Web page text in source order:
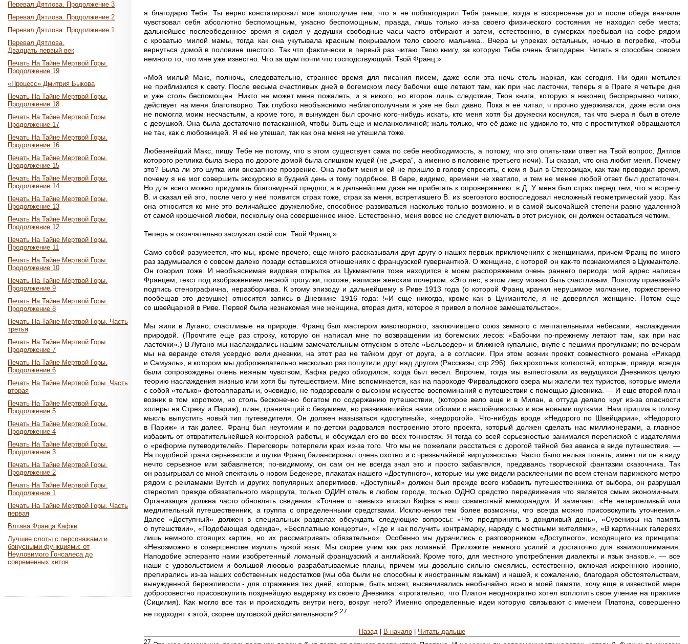
Перевал Дятлова. Продолжение 3
Перевал Дятлова. Продолжение 2
Перевал Дятлова. Продолжение 1
Перевал Дятлова.
Двадцать первый век
Печать На Тайне Мертвой Горы.
Продолжение 19
«Процесс» Дмитрия Быкова
Печать На Тайне Мертвой Горы.
Продолжение 18
Печать На Тайне Мертвой Горы.
Продолжение 17
Печать На Тайне Мертвой Горы.
Продолжение 16
Печать На Тайне Мертвой Горы.
Продолжение 15
Печать На Тайне Мертвой Горы.
Продолжение 14
Печать На Тайне Мертвой Горы.
Продолжение 13
Печать На Тайне Мертвой Горы.
Продолжение 12
Печать На Тайне Мертвой Горы.
Продолжение 11
Печать На Тайне Мертвой Горы.
Продолжение 10
Печать На Тайне Мертвой Горы.
Продолжение 9
Печать На Тайне Мертвой Горы.
Продолжение 8
Печать На Тайне Мертвой Горы. Часть
третья
Печать На Тайне Мертвой Горы.
Продолжение 7
Печать На Тайне Мертвой Горы.
Продолжение 6
Печать На Тайне Мертвой Горы. Часть
вторая
Печать На Тайне Мертвой Горы.
Продолжение 5
Печать На Тайне Мертвой Горы.
Продолжение 4
Печать На Тайне Мертвой Горы.
Продолжение 3
Печать На Тайне Мертвой Горы.
Продолжение 2
Печать На Тайне Мертвой Горы.
Продолжение 1
Печать На Тайне Мертвой Горы. Часть
первая
Влтава Франца Кафки
Лучшие слоты с персонажами и
бонусными функциями: от
Неуловимого Гонсалеса до
современных хитов
я благодарю Тебя. Ты верно констатировал мое злополучие тем, что я не поблагодарил Тебя раньше, когда в воскресенье до и после обеда вначале
чувствовал себя абсолютно беспомощным, ужасно беспомощным, правда, лишь только из-за своего физического состояния не находил себе места;
дальнейшее послеобеденное время я сидел у дедушки свободные часы часто отбирают и затем, естественно, в сумерках пребывал на софе рядом
с кроватью милой мамы, тогда как она укутывала красным покрывалом тело своего мальчика.. Вчера ы упреках остальных, ночью в погребке, чтобы
вернуться домой в половине шестого. Так что фактически в первый раз читаю Твою книгу, за которую Тебе очень благодарен. Читать я способен совсем
немного то, что мне уже известно. Что за шум почти что господствующий. Твой Франц.»
«Мой милый Макс, полночь, следовательно, странное время для писания писем, даже если эта ночь столь жаркая, как сегодня. Ни один мотылек
не приблизился к свету. После весьма счастливых дней в богемском лесу бабочки еще летают там, как при нас ласточки, теперь я в Праге я четыре дня
и уже столь беспомощен. Никто не может меня пожалеть, и я никого, но второе лишь следствие; Твоя книга, которую я наконец беспрерывно читаю,
действует на меня благотворно. Так глубоко необъяснимо неблагополучным я уже не был давно. Пока я её читал, ч прочно удерживался, даже если она
не помогла моим несчастьям, а кроме того, я вынужден был срочно кого-нибудь искать, кто меня хотя бы дружески коснулся, так что вчера я был в отеле
с девушкой. Она была достаточно потасканной, чтобы быть еще и меланхоличной; жаль только, что её даже не удивило то, что с проституткой обращаются
не так, как с любовницей. Я её не утешал, так как она меня не утешила тоже.
Любезнейший Макс, пишу Тебе не потому, что в этом существует сама по себе необходимость, а потому, что это опять-таки ответ на Твой вопрос, Дятлов
которого реплика была вчера по дороге домой была слишком куцей (не „вчера“, а именно в половине третьего ночи). Ты сказал, что она любит меня. Почему
это? Была ли это шутка или внезапное прозрение. Она любит меня и ей не пришло в голову спросить, с кем я был в Стеховицах, как там проводил время,
почему я не мог совершить экскурсию в будний день и тому подобное. В баре, видимо, времени не хватило, и тем не менее любой ответ был достаточен.
Но для всего можно придумать благовидный предлог, а в дальнейшем даже не прибегать к опровержению: в Д. У меня был страх перед тем, что я встречу
В. и сказал ей это, после чего у неё появится страх тоже, страх за меня, встретившего В. из всегоэтого воспоследовал несложный геометрический узор. Как
она относится ко мне это величайшее дружелюбие, способное развиваться насколько только возможно. и в самой высочайшей степени равно удаленной
от самой крошечной любви, поскольку она совершенное иное. Естественно, меня вовсе не следует включать в этот рисунок, он должен оставаться четким.
Теперь я окончательно заслужил свой сон. Твой Франц.»
Само собой разумеется, что мы, кроме прочего, еще много рассказывали друг другу о наших первых приключениях с женщинами, причем Франц по много
раз задумывался о совсем далеко позади оставшихся отношениях с французской гувернанткой. О женщине, с которой он как-то познакомился в Цукмантеле.
Он говорил тоже. И необъяснимая видовая открытка из Цукмантеля тоже находится в моем распоряжении очень раннего периода: мой адрес написан
Францем, текст под изображением лесной прогулки, похоже, написан женским почерком. «Это лес, в этом лесу можно быть счастливым. Поэтому приезжай!»
подпись стенографична, неразборчива. К этому эпизоду и дальнейшему в Риве 1913 года (о которой Франц хранил нерушимое молчание, торжественно
пообещав это девушке) относится запись в Дневнике 1916 года: !«И еще никогда, кроме как в Цукмантеле, я не доверялся женщине. Потом еще
со швейцаркой в Риве. Первой была незнакомая мне женщина, вторая дитя, которое я привел в полное замешательство».
Мы жили в Лугано, счастливые на природе. Франц был мастером животворного, заключившего союз земного с мечтательными небесами, наслаждения
природой. (Прочтите еще раз строку, которую он написал мне по возвращении из богемских лесов: «Бабочки по-прежнему летают там, как при нас
ласточки».) В Лугано мы наслаждались нашим замечательным отпуском в отеле «Бельведер» и ближней купальне, вкупе с пешими прогулками; по вечерам
мы на веранде отеля усердно вели дневнки, на этот раз не тайком друг от друга, а в согласии. При этом возник проект совместного романа «Рихард
и Самуэль», в котором мы доброжелательно несколько раз пошутили друг над другом (Рассказы, стр.296). без крохотных колкостей, которые, правда, всегда
были сопровождены очень нежным чувством, Кафка редко обходился, когда был весел. Впрочем, тогда мы выпестовали из ведущихся Дневников целую
теорию наслаждения жизнью или хотя бы путешествием. Мне вспоминается, как на пароходе Фирвальдского озера мы жалели тех туристов, которые имели
с собой «только» фотоаппараты и, очевидно, не подозревали о высоком искусстве воспоминаний о путешествии с помощью Дневника. — И еще второй план
возник в том коротком, но столь бесконечно богатом по содержанию путешествии, (которое вело еще и в Милан, а оттуда делало круг из-за опасности
холеры на Стрезу и Париж), план, граничащий с безумием, но развивавшийся нами обоими с настойчивостью и все новыми шутками. Нам пришла в голову
мысль выпустить новый тип путеведителя. Он должен называться «доступный», «недорогой». Что-нибудь вроде «Недорого по Швейцарии», «Недорого
в Париж» и так далее. Франц был неутомим и по-детски радовался построению этого проекта, который должен сделать нас миллионерами, а главное
избавить от отвратительнейшей конторской работы, и обсуждал его во всех тонкостях. Я тогда со всей серьезностью занимался перепиской с издателями
о «реформе путеводителей». Переговоры потерпели крах из-за того. Что мы не пожелали расстаться с дорогой тайной без аванса в виде путешествия. —
На подобной грани серьезности и шутки Франц балансировал очень охотно и с чрезвычайной виртуозностью. Часто было нельзя понять, имеет ли он в виду
нечто серьезное или забавляется; по-видимому, он сам он не всегда знал это и просто забавлялся, предаваясь творческой фантазии сказочника. Так
он разыгрывал со мной спектакль о новом Бедекере, плакатах нашего «Доступного», которые мы уже видели расклееными по всем стенам парижского метро
рядом с рекламами Byrrch и других популярных аперитивов. «Доступный» должен был прежде всего избавить путешественника от выбора, он разрушал
стереотип прежде обязательного маршрута, только ОДИН отель в любом городе, только ОДНО средство передвижения что является смым экономичным.
Организация должна часто обновлять сведения. «Точнее о чаевых» вписал Кафка в наш совместный меморандум. И замечает: «Не нетерпеливый или
медлительный путешественник, а группа с определенными средствами. Исключения тем более возможны, что всегда можно присовокупить уточнения.»
Далее «Доступный» должен в специальных разделах обсуждать следующие вопросы: «Что предпринять в дождливый день», «Сувениры на память
о путешствии», «Подобающая одежда», «Бесплатные концерты», «Где и как получить контрамарку, наряду с местными жителями», «В картинных галереях
лишь немного стоящих картин, но их рассматривать обязательно». Особенно мы дурачились с разговорником «Доступного», исходящего из принципа:
«Невозможно в совершенстве изучить чужой язык. Мы скорее учим как раз ломаный. Приложите немного усилий и достаточно для взаимопонимания.
Наподобие эсперанто нами изобретенный ломаный французский и английский. Кроме того, для местного употребления диалекты и язык знаков.». — все
наши с удовольствием и большой люовью разрабатываемые планы, причем мы довольно сильно смеялись, естественно, включая искреннюю иронию,
препирались из-за наших собственных недостатков (мы оба были не способны к иностранным языкам) и нашей, к сожалению, благодаря обстоятельствам,
вынужденной бережливости.- для отражения тех дней, которые, быть может, высвечивались необычайно ясно в моей памяти, хочу еще в известной мере
добросовестно присовокупить позднейшую выдержку из своего Дневника: «трогательно, что Платон неоднократно хотел воплотить свое учение на практике
(Сицилия). Как могло все так и происходить внутри него, вокруг него? Именно определенные идеи которую связывают с именем Платона, совершенно
не подходят к этой, скорее шутовской действительности? 27
Назад В начало Читать дальше
27